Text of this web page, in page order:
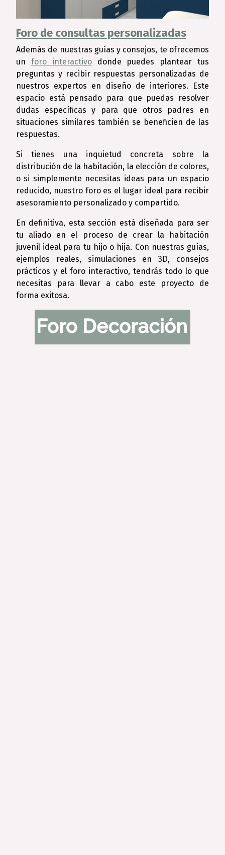
Foro de consultas personalizadas
Además de nuestras guías y consejos, te ofrecemos
un foro interactivodonde puedes plantear tus
preguntas y recibir respuestas personalizadas de
nuestros expertos en diseño de interiores. Este
espacio está pensado para que puedas resolver
dudas específicas y para que otros padres en
situaciones similares también se beneficien de las
respuestas.
Si tienes una inquietud concreta sobre la
distribución de la habitación, la elección de colores,
o si simplemente necesitas ideas para un espacio
reducido, nuestro foro es el lugar ideal para recibir
asesoramiento personalizado y compartido.
En definitiva, esta sección está diseñada para ser
tu aliado en el proceso de crear la habitación
juvenil ideal para tu hijo o hija. Con nuestras guías,
ejemplos reales, simulaciones en 3D, consejos
prácticos y el foro interactivo, tendrás todo lo que
necesitas para llevar a cabo este proyecto de
forma exitosa.